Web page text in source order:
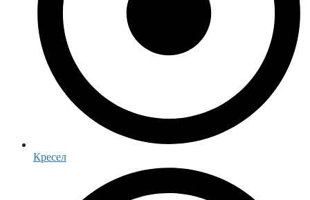
Кресел